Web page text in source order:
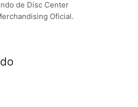
de Disc Center
Oficial.